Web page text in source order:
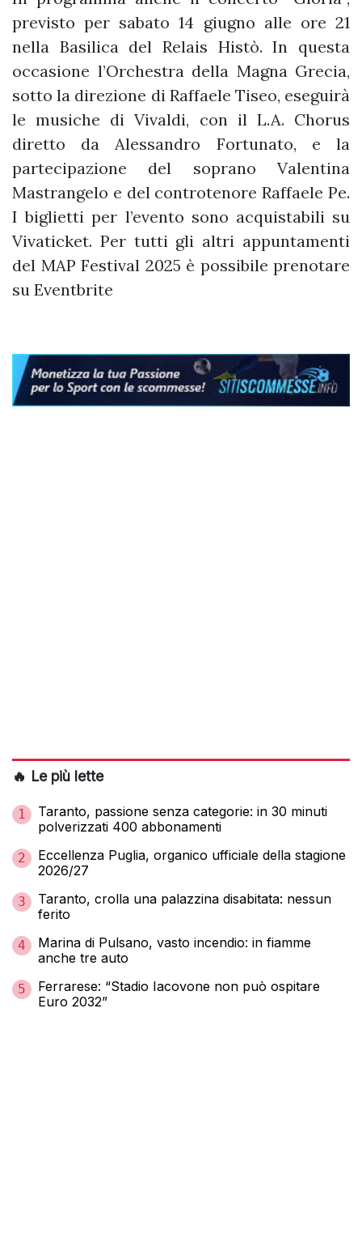
previsto per sabato 14 giugno alle ore 21
nella Basilica del Relais Histò. In questa
occasione l’Orchestra della Magna Grecia,
sotto la direzione di Raffaele Tiseo, eseguirà
le musiche di Vivaldi, con il L.A. Chorus
diretto da Alessandro Fortunato, e la
partecipazione del soprano Valentina
Mastrangelo e del controtenore Raffaele Pe.
I biglietti per l’evento sono acquistabili su
Vivaticket. Per tutti gli altri appuntamenti
del MAP Festival 2025 è possibile prenotare
su Eventbrite
🔥 Le più lette
1
Taranto, passione senza categorie: in 30 minuti
polverizzati 400 abbonamenti
2
Eccellenza Puglia, organico ufficiale della stagione
2026/27
3
Taranto, crolla una palazzina disabitata: nessun
ferito
4
Marina di Pulsano, vasto incendio: in fiamme
anche tre auto
5
Ferrarese: “Stadio Iacovone non può ospitare
Euro 2032”